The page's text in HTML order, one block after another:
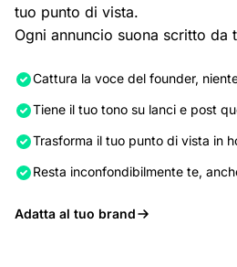
tuo punto di vista.
Ogni annuncio suona scritto da
Cattura la voce del founder,
Tiene il tuo tono su lanci e post
Trasforma il tuo punto di vista in
Resta inconfondibilmente te,
Adatta al tuo brand